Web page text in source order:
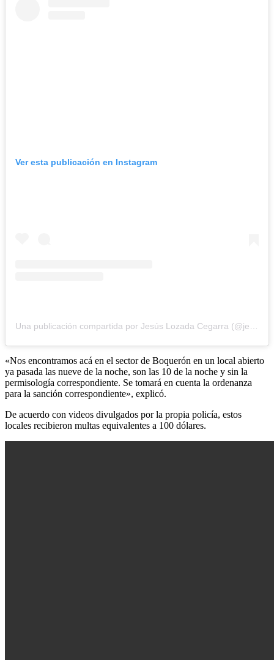
Ver esta publicación en Instagram
Una publicación compartida por Jesús Lozada Cegarra (@jesuslozadac_ve)
«Nos encontramos acá en el sector de Boquerón en un local abierto
ya pasada las nueve de la noche, son las 10 de la noche y sin la
permisología correspondiente. Se tomará en cuenta la ordenanza
para la sanción correspondiente», explicó.
De acuerdo con videos divulgados por la propia policía, estos
locales recibieron multas equivalentes a 100 dólares.